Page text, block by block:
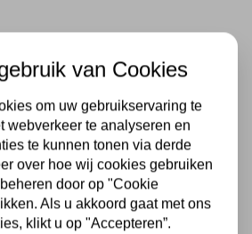
van Cookies
om uw gebruikservaring te
webverkeer te analyseren en
te kunnen tonen via derde
over hoe wij cookies gebruiken
door op "Cookie
Als u akkoord gaat met ons
klikt u op "Accepteren”.